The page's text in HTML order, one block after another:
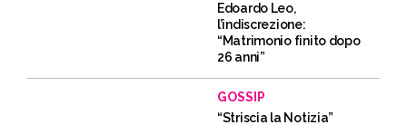
Edoardo Leo,
l’indiscrezione:
“Matrimonio finito dopo
26 anni”
GOSSIP
“Striscia la Notizia”